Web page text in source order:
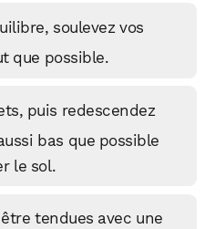
soulevez vos
que possible.
puis redescendez
bas que possible
le sol.
tendues avec une